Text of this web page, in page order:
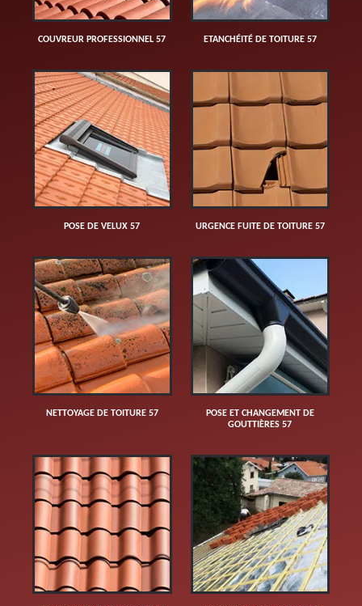
COUVREUR PROFESSIONNEL 57 ETANCHÉITÉ DE TOITURE 57
POSE DE VELUX 57 URGENCE FUITE DE TOITURE 57
NETTOYAGE DE TOITURE 57
POSE ET CHANGEMENT DE
GOUTTIÈRES 57